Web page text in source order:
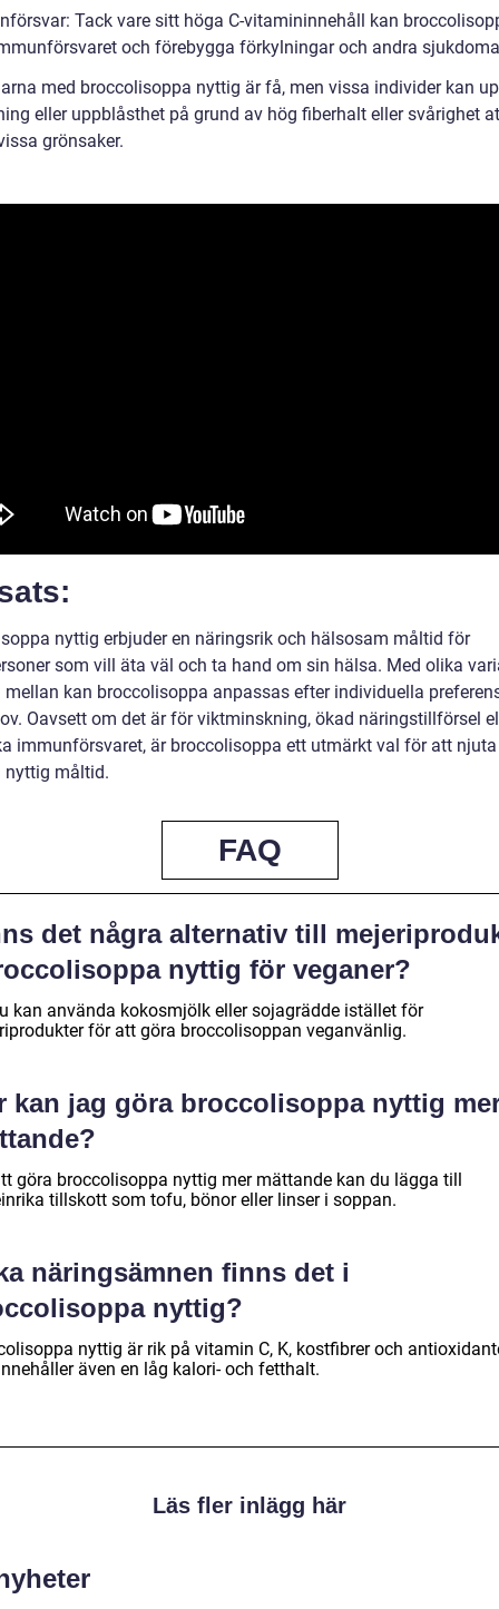
Tack vare sitt höga C-vitamininnehåll kan
och förebygga förkylningar och andra
med broccolisoppa nyttig är få, men vissa individer kan
eller uppblåsthet på grund av hög fiberhalt eller svårighet
grönsaker.
nyttig erbjuder en näringsrik och hälsosam måltid för
som vill äta väl och ta hand om sin hälsa. Med olika
kan broccolisoppa anpassas efter individuella
Oavsett om det är för viktminskning, ökad näringstillförsel
immunförsvaret, är broccolisoppa ett utmärkt val för att njuta
nyttig måltid.
FAQ
det några alternativ till
nyttig för veganer?
kan använda kokosmjölk eller sojagrädde istället för
för att göra broccolisoppan veganvänlig.
kan jag göra broccolisoppa nyttig
göra broccolisoppa nyttig mer mättande kan du lägga till
tillskott som tofu, bönor eller linser i soppan.
näringsämnen finns det i
nyttig?
nyttig är rik på vitamin C, K, kostfibrer och
även en låg kalori- och fetthalt.
Läs fler inlägg här